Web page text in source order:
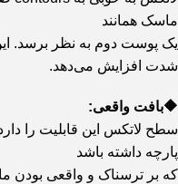
ماسک همانند
یک پوست دوم به نظر برسد.
شدت افزایش می‌دهد.
🔶بافت واقعی:
سطح لاتکس این قابلیت را
پارچه داشته باشد
که بر ترسناک و واقعی بودن